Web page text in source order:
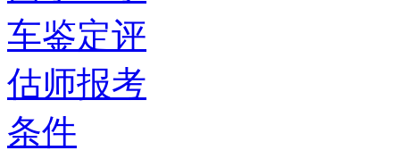
车鉴定评
估师报考
条件